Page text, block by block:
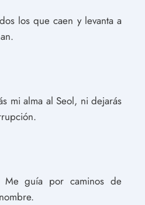
los que caen y levanta a
mi alma al Seol, ni dejarás
Me guía por caminos de